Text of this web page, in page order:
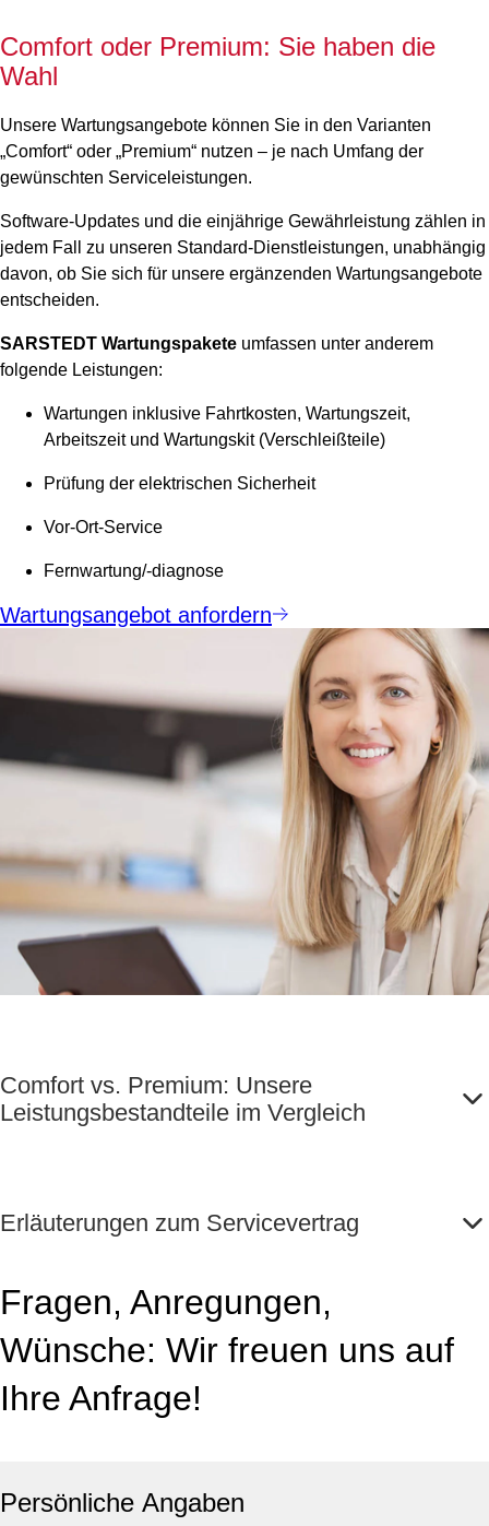
Comfort oder Premium: Sie haben die
Wahl
Unsere Wartungsangebote können Sie in den Varianten
„Comfort“ oder „Premium“ nutzen – je nach Umfang der
gewünschten Serviceleistungen.
Software-Updates und die einjährige Gewährleistung zählen in
jedem Fall zu unseren Standard-Dienstleistungen, unabhängig
davon, ob Sie sich für unsere ergänzenden Wartungsangebote
entscheiden.
SARSTEDT Wartungspakete umfassen unter anderem
folgende Leistungen:
Wartungen inklusive Fahrtkosten, Wartungszeit,
Arbeitszeit und Wartungskit (Verschleißteile)
Prüfung der elektrischen Sicherheit
Vor-Ort-Service
Fernwartung/-diagnose
Wartungsangebot anfordern
Comfort vs. Premium: Unsere
Leistungsbestandteile im Vergleich
Erläuterungen zum Servicevertrag
Fragen, Anregungen,
Wünsche: Wir freuen uns auf
Ihre Anfrage!
Persönliche Angaben